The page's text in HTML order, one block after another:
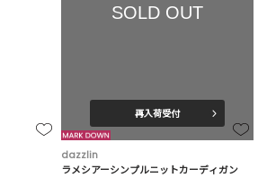
SOLD OUT
再入荷受付
dazzlin
ラメシアーシンプルニットカーディガン